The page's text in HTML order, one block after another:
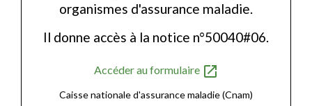
organismes d'assurance maladie.
Il donne accès à la notice n°50040#06.
Accéder au formulaire open_in_new
Caisse nationale d'assurance maladie (Cnam)